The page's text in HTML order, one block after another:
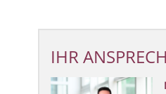
IHR